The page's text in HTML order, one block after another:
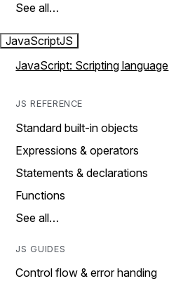
See all…
JavaScriptJS
JavaScript: Scripting language
JS REFERENCE
Standard built-in objects
Expressions & operators
Statements & declarations
Functions
See all…
JS GUIDES
Control flow & error handing